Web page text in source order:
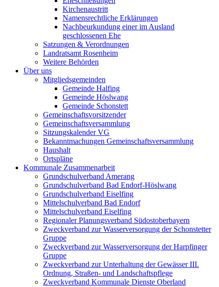
Kirchenaustritt
Namensrechtliche Erklärungen
Nachbeurkundung einer im Ausland
geschlossenen Ehe
Satzungen & Verordnungen
Landratsamt Rosenheim
Weitere Behörden
Über uns
Mitgliedsgemeinden
Gemeinde Halfing
Gemeinde Höslwang
Gemeinde Schonstett
Gemeinschaftsvorsitzender
Gemeinschaftsversammlung
Sitzungskalender VG
Bekanntmachungen Gemeinschaftsversammlung
Haushalt
Ortspläne
Kommunale Zusammenarbeit
Grundschulverband Amerang
Grundschulverband Bad Endorf-Höslwang
Grundschulverband Eiselfing
Mittelschulverband Bad Endorf
Mittelschulverband Eiselfing
Regionaler Planungsverband Südostoberbayern
Zweckverband zur Wasserversorgung der Schonstetter
Gruppe
Zweckverband zur Wasserversorgung der Harpfinger
Gruppe
Zweckverband zur Unterhaltung der Gewässer III.
Ordnung, Straßen- und Landschaftspflege
Zweckverband Kommunale Dienste Oberland